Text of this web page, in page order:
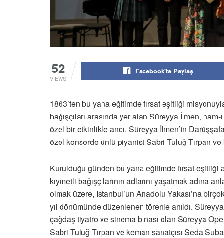
52
VIEWS
Facebook'ta Paylaş
1863’ten bu yana eğitimde fırsat eşitliği
bağışçıları arasında yer alan Süreyya İlmen,
özel bir etkinlikle andı. Süreyya İlmen’in
özel konserde ünlü piyanist Sabri Tuluğ Tırpan ve
Kurulduğu günden bu yana eğitimde fırsat eşitliği
kıymetli bağışçılarının adlarını yaşatmak adına
olmak üzere, İstanbul’un Anadolu Yakası’na
yıl dönümünde düzenlenen törenle anıldı.
çağdaş tiyatro ve sinema binası olan Süreyya
Sabri Tuluğ Tırpan ve keman sanatçısı Seda